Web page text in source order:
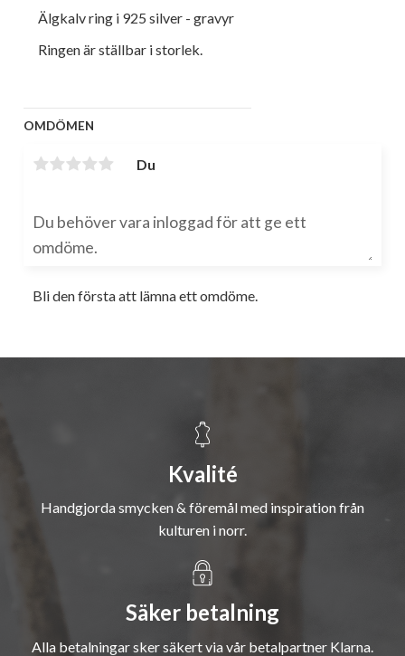
Älgkalv ring i 925 silver - gravyr
Ringen är ställbar i storlek.
OMDÖMEN
Du
Bli den första att lämna ett omdöme.
Kvalité
Handgjorda smycken & föremål med inspiration från
kulturen i norr.
Säker betalning
Alla betalningar sker säkert via vår betalpartner Klarna.